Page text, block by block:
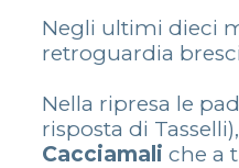
Negli ultimi dieci
retroguardia
Nella ripresa le
risposta di
Cacciamali che a